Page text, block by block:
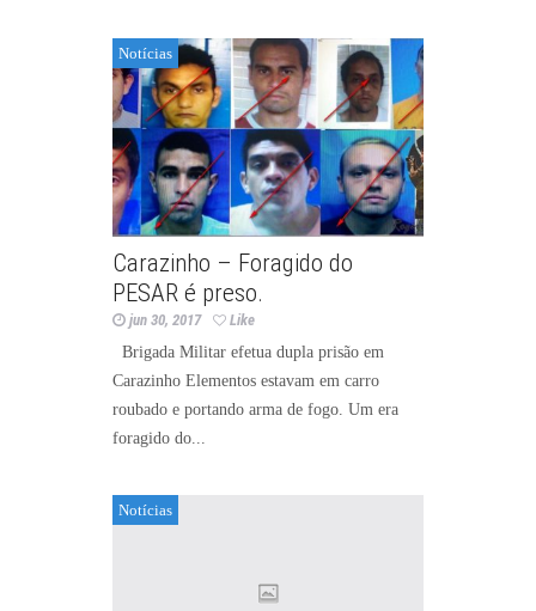
Notícias
Carazinho – Foragido do
PESAR é preso.
jun 30, 2017
Like
Brigada Militar efetua dupla prisão em
Carazinho Elementos estavam em carro
roubado e portando arma de fogo. Um era
foragido do...
Notícias